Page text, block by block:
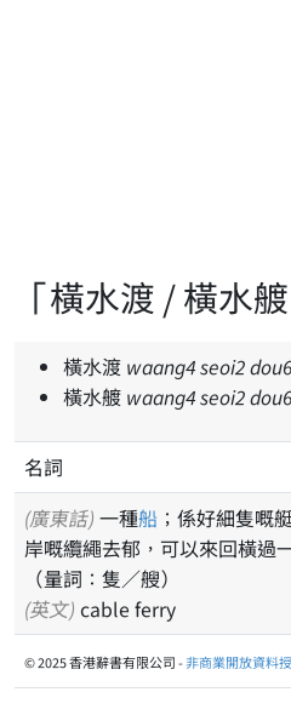
「橫水渡 / 橫水艔
橫水渡 waang4seoi2dou6
橫水艔 waang4seoi2dou6
名詞
(廣東話) 一種船 ；係好細隻嘅
岸嘅纜繩去郁，可以來回橫過
（量詞：隻／艘）
(英文) cable ferry
© 2025 香港辭書有限公司 -非商業開放資料